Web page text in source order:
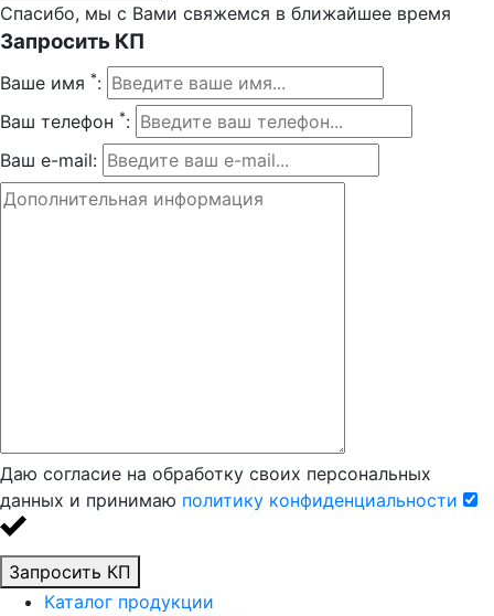
Спасибо, мы с Вами свяжемся в ближайшее время
Запросить КП
Ваше имя *:
Ваш телефон *:
Ваш e-mail:
Даю согласие на обработку своих персональных
данных и принимаю политику конфиденциальности
Запросить КП
Каталог продукции